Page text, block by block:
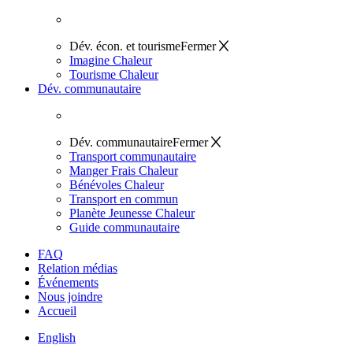
Dév. écon. et tourismeFermer
Imagine Chaleur
Tourisme Chaleur
Dév. communautaire
Dév. communautaireFermer
Transport communautaire
Manger Frais Chaleur
Bénévoles Chaleur
Transport en commun
Planète Jeunesse Chaleur
Guide communautaire
FAQ
Relation médias
Événements
Nous joindre
Accueil
English